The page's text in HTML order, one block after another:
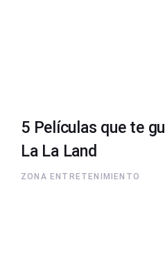
5 Películas que te
La La Land
ZONA ENTRETENIMIENTO